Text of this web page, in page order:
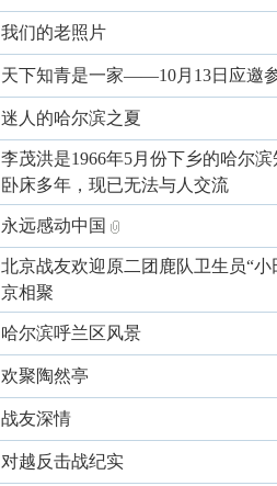
我们的老照片
天下知青是一家——10月13日应邀
迷人的哈尔滨之夏
李茂洪是1966年5月份下乡的哈尔
卧床多年，现已无法与人交流
永远感动中国
北京战友欢迎原二团鹿队卫生员“
京相聚
哈尔滨呼兰区风景
欢聚陶然亭
战友深情
对越反击战纪实